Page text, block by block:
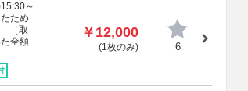
～
ため
［取
全額
￥12,000
(1枚のみ) 6